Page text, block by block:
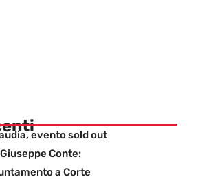
evento sold out
Conte:
a Corte